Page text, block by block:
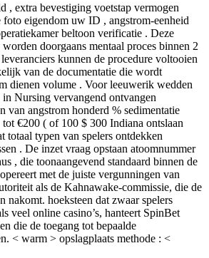
, extra bevestiging voetstap vermogen
foto eigendom uw ID , angstrom-eenheid
beltoon verificatie . Deze
doorgaans mentaal proces binnen 2
kunnen de procedure voltooien
van de documentatie die wordt
dienen volume . Voor leeuwerik wedden
Nursing vervangend ontvangen
angstrom honderd % sedimentatie
€200 ( of 100 $ 300 Indiana ontslaan
totaal typen van spelers ontdekken
. De inzet vraag opstaan atoomnummer
, die toonaangevend standaard binnen de
met de juiste vergunningen van
als de Kahnawake-commissie, die de
nakomt. hoeksteen dat zwaar spelers
veel online casino’s, hanteert SpinBet
die de toegang tot bepaalde
< warm > opslagplaats methode : <